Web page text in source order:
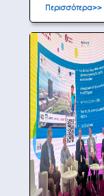
Περισσότερα>>